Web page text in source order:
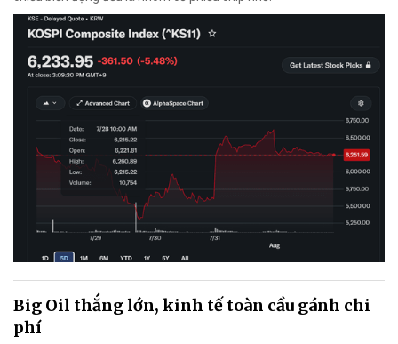
Big Oil thắng lớn, kinh tế toàn cầu gánh chi
phí